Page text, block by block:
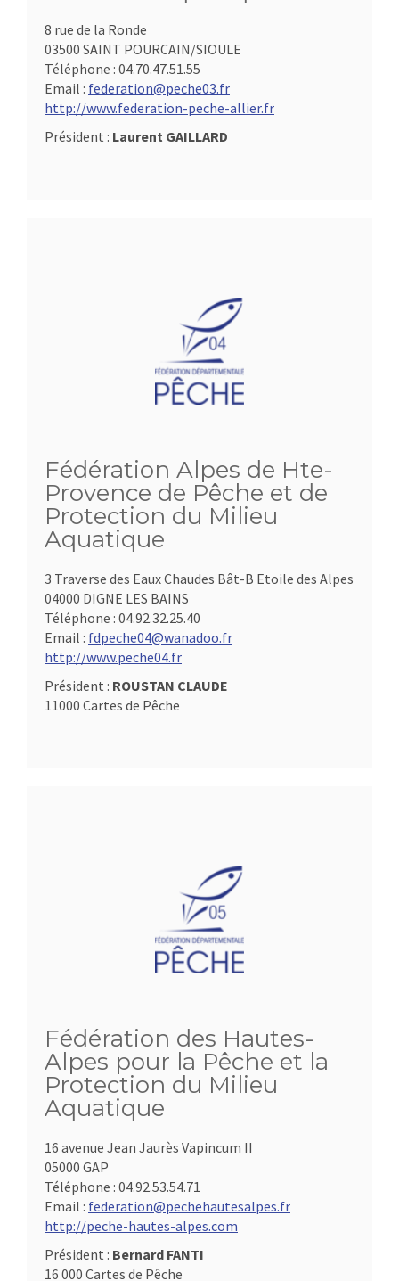
8 rue de la Ronde
03500 SAINT POURCAIN/SIOULE
Téléphone : 04.70.47.51.55
Email : federation@peche03.fr
http://www.federation-peche-allier.fr
Président : Laurent GAILLARD
Fédération Alpes de Hte-
Provence de Pêche et de
Protection du Milieu
Aquatique
3 Traverse des Eaux Chaudes Bât-B Etoile des Alpes
04000 DIGNE LES BAINS
Téléphone : 04.92.32.25.40
Email : fdpeche04@wanadoo.fr
http://www.peche04.fr
Président : ROUSTAN CLAUDE
11000 Cartes de Pêche
Fédération des Hautes-
Alpes pour la Pêche et la
Protection du Milieu
Aquatique
16 avenue Jean Jaurès Vapincum II
05000 GAP
Téléphone : 04.92.53.54.71
Email : federation@pechehautesalpes.fr
http://peche-hautes-alpes.com
Président : Bernard FANTI
16 000 Cartes de Pêche